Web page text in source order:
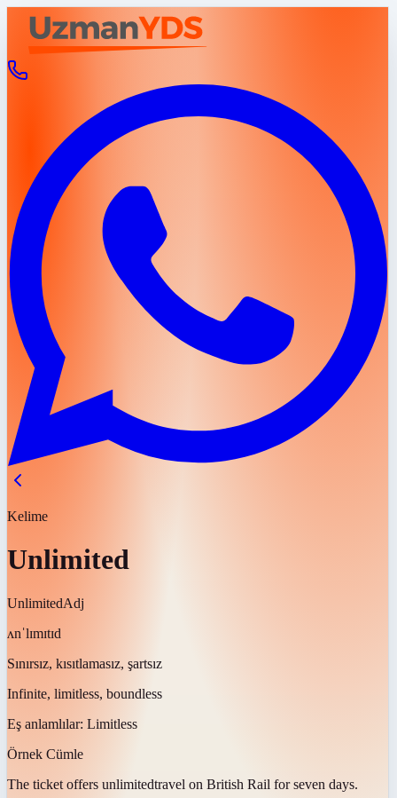
Kelime
Unlimited
UnlimitedAdj
ʌnˈlɪmɪtɪd
Sınırsız, kısıtlamasız, şartsız
Infinite, limitless, boundless
Eş anlamlılar: Limitless
Örnek Cümle
The ticket offers unlimitedtravel on British Rail for seven days.